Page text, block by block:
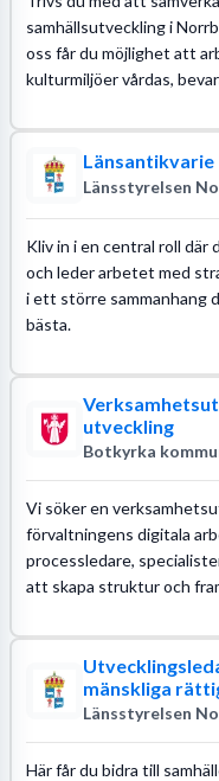
samhällsutveckling i
oss får du möjlighet att
kulturmiljöer vårdas,
Länsantikvarie
Länsstyrelsen
Kliv in i en central roll
och leder arbetet med
i ett större sammanhang
bästa.
utveckling
Botkyrka
Vi söker en
förvaltningens digitala
processledare,
att skapa struktur och
mänskliga
Länsstyrelsen
Här får du bidra till